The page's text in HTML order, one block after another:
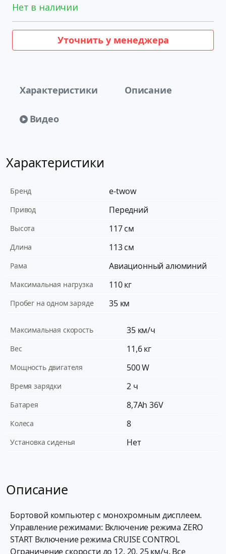
Нет в наличии
Уточнить у менеджера
Характеристики Описание
Видео
Характеристики
Бренд e-twow
Привод Передний
Высота 117 см
Длина 113 см
Рама Авиационный алюминий
Максимальная нагрузка 110 кг
Пробег на одном заряде 35 км
Максимальная скорость 35 км/ч
Вес 11,6 кг
Мощность двигателя 500 W
Время зарядки 2 ч
Батарея 8,7Ah 36V
Колеса 8
Установка сиденья Нет
Описание
Бортовой компьютер с монохромным дисплеем.
Управление режимами: Включение режима ZERO
START Включение режима CRUISE CONTROL
Ограничение скорости до 12, 20, 25 км/ч. Все